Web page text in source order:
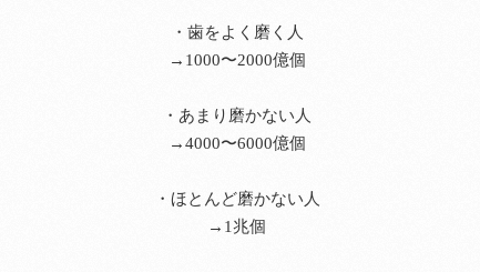
・歯をよく磨く人
→1000〜2000億個
・あまり磨かない人
→4000〜6000億個
・ほとんど磨かない人
→1兆個